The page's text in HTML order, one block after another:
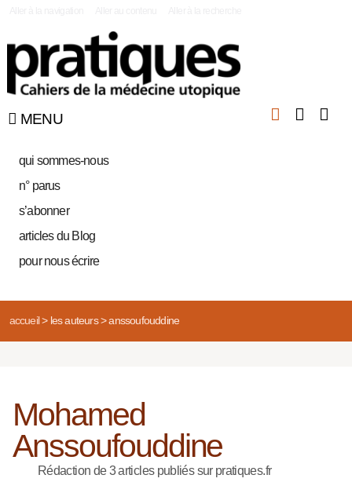
MENU
qui sommes-nous
n° parus
s’abonner
articles du Blog
pour nous écrire
accueil> les auteurs> anssoufouddine
Mohamed
Anssoufouddine
Rédaction de 3 articles publiés sur pratiques.fr